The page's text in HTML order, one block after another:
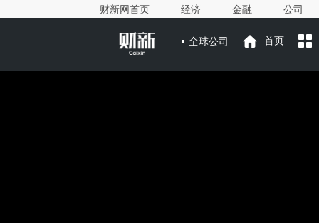
财新网首页 经济 金融 公司
全球公司 首页